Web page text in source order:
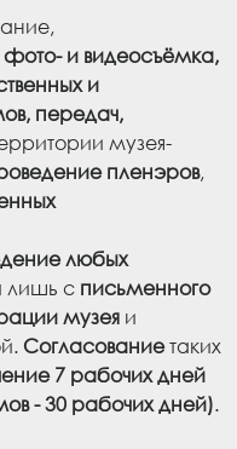
и видеосъёмка,
и
передач,
музея-
пленэров,
любых
лишь с письменного
музея и
Согласованиетаких
7 рабочих дней
- 30 рабочих дней).